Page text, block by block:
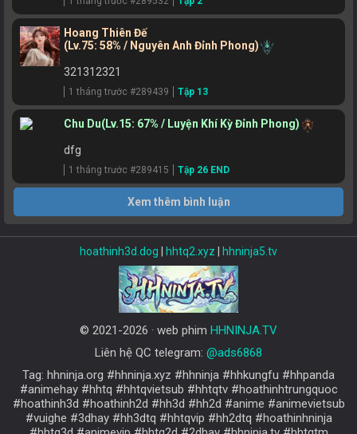
Hoang Thiên Đế
(Lv.75: 58% / Nguyên Anh Đỉnh Phong)
321312321
1 tháng trước #289439 Tập 13
Chu Du(Lv.15: 67% / Luyện Khí Kỳ Đỉnh Phong)
dfg
1 tháng trước #289415 Tập 26 END
Xem thêm bình luận
hoathinh3d.dog hhtq2.xyz hhninja5.tv
© 2021-2026 · web phim HHNINJA.TV
Liên hệ QC telegram: @ads6868
Tag: hhninja.org #hhninja.xyz #hhninja #hhkungfu #hhpanda
#animehay #hhtq #hhtqvietsub #hhtqtv #hoathinhtrungquoc
#hoathinh3d #hoathinh2d #hh3d #hh2d #anime #animevietsub
#vuighe #3dhay #hh3dtq #hhtqvip #hh2dtq #hoathinhninja